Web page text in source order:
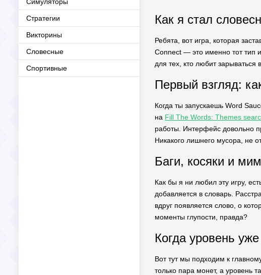
Стратегии
Викторины
Словесные
Спортивные
Как я стал
Ребята, вот игра, которая
Connect — это именно тот тип
для тех, кто любит зарываться
Первый взгляд:
Когда ты запускаешь Word
на Fill The Words: Themes
работы. Интерфейс довольно
Никакого лишнего мусора, не
Баги, косяки и
Как бы я ни любил эту игру,
добавляется в словарь.
вдруг появляется слово, о
моменты глупости, правда?
Когда уровень
Вот тут мы подходим к
только пара монет, а уровень